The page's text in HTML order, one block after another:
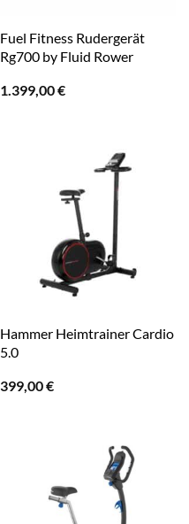
Fuel Fitness Rudergerät
Rg700 by Fluid Rower
1.399,00€
Hammer Heimtrainer Cardio
5.0
399,00€